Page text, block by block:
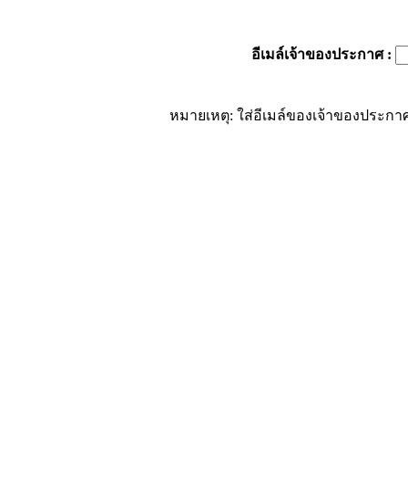
อีเมล์เจ้าของประกาศ:
หมายเหตุ: ใส่อีเมล์ของเจ้าของประก